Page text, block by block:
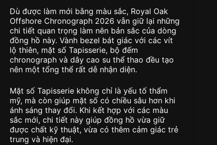
Dù được làm mới bằng màu sắc, Royal Oak
Offshore Chronograph 2026 vẫn giữ lại những
chi tiết quan trọng làm nên bản sắc của dòng
đồng hồ này. Vành bezel bát giác với các vít
lộ thiên, mặt số Tapisserie, bộ đếm
chronograph và dây cao su thể thao đều tạo
nên một tổng thể rất dễ nhận diện.
Mặt số Tapisserie không chỉ là yếu tố thẩm
mỹ, mà còn giúp mặt số có chiều sâu hơn khi
ánh sáng thay đổi. Khi kết hợp với các màu
sắc mới, chi tiết này giúp đồng hồ vừa giữ
được chất kỹ thuật, vừa có thêm cảm giác trẻ
trung và hiện đại.